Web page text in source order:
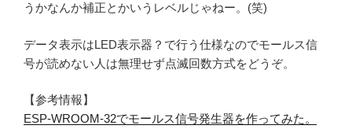
うかなんか補正とかいうレベルじゃねー。(笑)
データ表示はLED表示器？で行う仕様なのでモールス信
号が読めない人は無理せず点滅回数方式をどうぞ。
【参考情報】
ESP-WROOM-32でモールス信号発生器を作ってみた。